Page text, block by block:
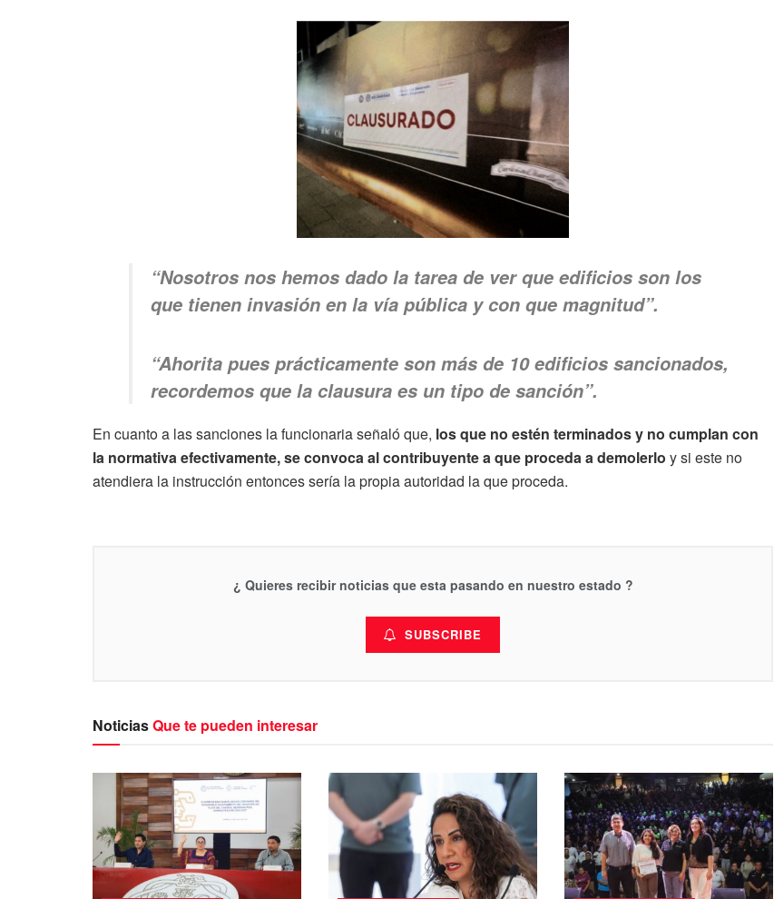
“Nosotros nos hemos dado la tarea de ver que edificios son los
que tienen invasión en la vía pública y con que magnitud”.
“Ahorita pues prácticamente son más de 10 edificios sancionados,
recordemos que la clausura es un tipo de sanción”.
En cuanto a las sanciones la funcionaria señaló que, los que no estén terminados y no cumplan con
la normativa efectivamente, se convoca al contribuyente a que proceda a demolerlo y si este no
atendiera la instrucción entonces sería la propia autoridad la que proceda.
¿ Quieres recibir noticias que esta pasando en nuestro estado ?
SUBSCRIBE
NoticiasQue te pueden interesar